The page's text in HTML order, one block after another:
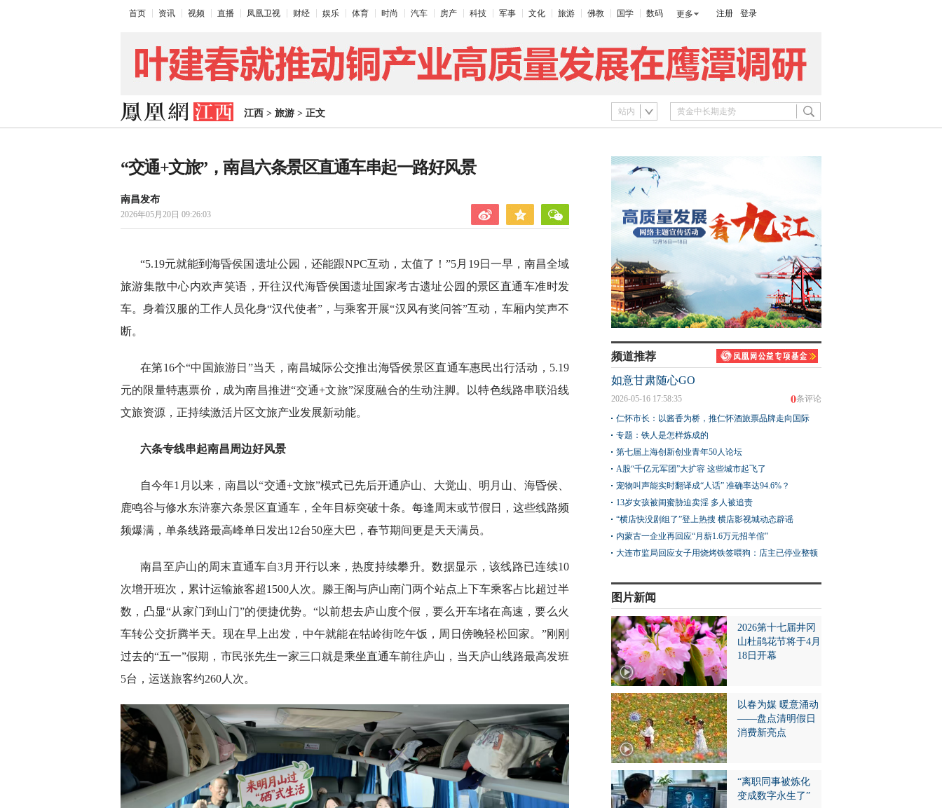
首页 资讯 视频 直播 凤凰卫视 财经 娱乐 体育 时尚 汽车 房产 科技 军事 文化 旅游 佛教 国学 数码 更多 注册 登录
江西 > 旅游 > 正文 站内
“交通+文旅”，南昌六条景区直通车串起一路好风景
南昌发布
2026年05月20日 09:26:03
“5.19元就能到海昏侯国遗址公园，还能跟NPC互动，太值了！”5月19日一早，南昌全域
旅游集散中心内欢声笑语，开往汉代海昏侯国遗址国家考古遗址公园的景区直通车准时发
车。身着汉服的工作人员化身“汉代使者”，与乘客开展“汉风有奖问答”互动，车厢内笑声不
断。
在第16个“中国旅游日”当天，南昌城际公交推出海昏侯景区直通车惠民出行活动，5.19
元的限量特惠票价，成为南昌推进“交通+文旅”深度融合的生动注脚。以特色线路串联沿线
文旅资源，正持续激活片区文旅产业发展新动能。
六条专线串起南昌周边好风景
自今年1月以来，南昌以“交通+文旅”模式已先后开通庐山、大觉山、明月山、海昏侯、
鹿鸣谷与修水东浒寨六条景区直通车，全年目标突破十条。每逢周末或节假日，这些线路频
频爆满，单条线路最高峰单日发出12台50座大巴，春节期间更是天天满员。
南昌至庐山的周末直通车自3月开行以来，热度持续攀升。数据显示，该线路已连续10
次增开班次，累计运输旅客超1500人次。滕王阁与庐山南门两个站点上下车乘客占比超过半
数，凸显“从家门到山门”的便捷优势。“以前想去庐山度个假，要么开车堵在高速，要么火
车转公交折腾半天。现在早上出发，中午就能在牯岭街吃午饭，周日傍晚轻松回家。”刚刚
过去的“五一”假期，市民张先生一家三口就是乘坐直通车前往庐山，当天庐山线路最高发班
5台，运送旅客约260人次。
频道推荐
如意甘肃随心GO
0条评论
2026-05-16 17:58:35
仁怀市长：以酱香为桥，推仁怀酒旅票品牌走向国际
专题：铁人是怎样炼成的
第七届上海创新创业青年50人论坛
A股“千亿元军团”大扩容 这些城市起飞了
宠物叫声能实时翻译成“人话” 准确率达94.6%？
13岁女孩被闺蜜胁迫卖淫 多人被追责
“横店快没剧组了”登上热搜 横店影视城动态辟谣
内蒙古一企业再回应“月薪1.6万元招羊倌”
大连市监局回应女子用烧烤铁签喂狗：店主已停业整顿
图片新闻
2026第十七届井冈
山杜鹃花节将于4月
18日开幕
以春为媒 暖意涌动
——盘点清明假日
消费新亮点
“离职同事被炼化
变成数字永生了”